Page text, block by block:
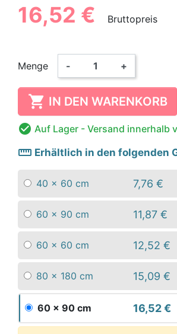
16,52 € Bruttopreis
Menge - +
 IN DEN WARENKORB
 Auf Lager - Versand innerhalb
straighten Erhältlich in den folgenden
40 x 60 cm 7,76 €
60 x 90 cm 11,87 €
60 x 60 cm 12,52 €
80 x 180 cm 15,09 €
60 x 90 cm 16,52 €